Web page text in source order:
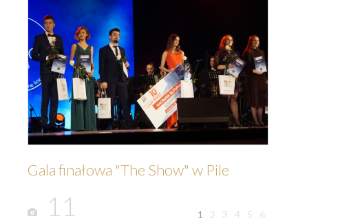
Gala finałowa "The Show" w Pile
11 1 2 3 4 5 6